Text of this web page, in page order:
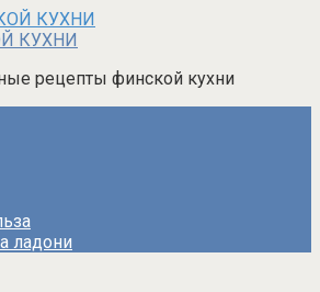
КУХНИ
рецепты финской кухни
ладони